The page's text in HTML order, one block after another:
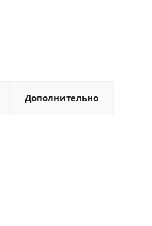
Дополнительно